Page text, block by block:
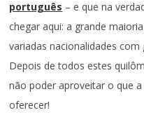
português – e que na
chegar aqui: a grande
variadas nacionalidades com
Depois de todos estes
não poder aproveitar o que a
oferecer!